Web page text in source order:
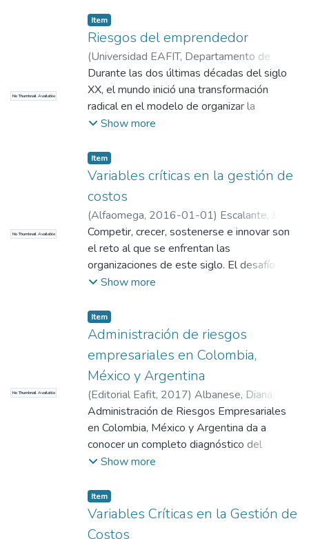
Andrea
Llano Cano, Pamela;Gómez Ocampo, Johan
Eduardo;Ramírez Maldonado, Constantino
Federico ;Universidad EAFIT. Departamento
de Administración; Área de Comunicación
Creativa; Mejía Quijano, Rubi Consuelo
Castaño Preciado, Isabel Cristina
Información y Gestión
No Thumbnail Available
Item
Riesgos del emprendedor
(Universidad EAFIT, Departamento de
Contaduría Pública,2015-08-11 )
Villanueva, Eduart Humberto;Universidad
EAFIT. Departamento de Administración
Información y Gestión
Durante las dos últimas décadas del siglo
XX, el mundo inició una transformación
radical en el modelo de organizar la
economía y en la velocidad de la innovación
cambio de paradigma en la manera de hacer
negocio
Show more
No Thumbnail Available
Item
Variables críticas en la gestión de
costos
(Alfaomega, 2016-01-01) Escalante, J.E.
Uribe, R.; Universidad EAFIT. Departamento
de Administración;Información y Gestión
Competir, crecer, sostenerse e innovar son
el reto al que se enfrentan las
organizaciones de este siglo. El desafío es
inmenso y la gerencia debe contar, no solo
conjunto de herramientas concretas
Show more
No Thumbnail Available
Item
Administración de riesgos
empresariales en Colombia,
México y Argentina
(Editorial Eafit, 2017) Albanese, Diana
Blanco Mesa, Fabio Raúl;Briozzo, Anahí;
Carrizo, Mariana;Cifuentes Valenzuela,
Jorge;Cruz Ramírez, Dorie;Díaz Restrepo,
Carlos Andrés
Londoño Pineda, Nelson
Ma. Enriqueta;Marín, Yudi; Martínez Garro,
Daniela
Administración de Riesgos Empresariales
en Colombia, México y Argentina da a
conocer un completo diagnóstico del
desarrollo de la administración de riesgos
países participantes, en el cual se evidencia
una importante evolución de esta disciplina
en el marco del gobierno y la cultura del
Show more
Item
Variables Críticas en la Gestión de
Costos